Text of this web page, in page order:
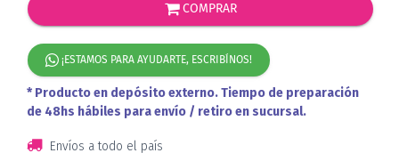
COMPRAR
¡ESTAMOS PARA AYUDARTE, ESCRIBÍNOS!
* Producto en depósito externo. Tiempo de preparación
de 48hs hábiles para envío / retiro en sucursal.
Envíos a todo el país